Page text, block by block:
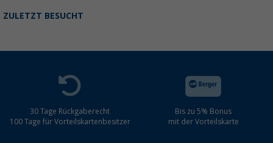
ZULETZT BESUCHT
30 Tage Rückgaberecht
100 Tage für Vorteilskartenbesitzer
Bis zu 5% Bonus
mit der Vorteilskarte